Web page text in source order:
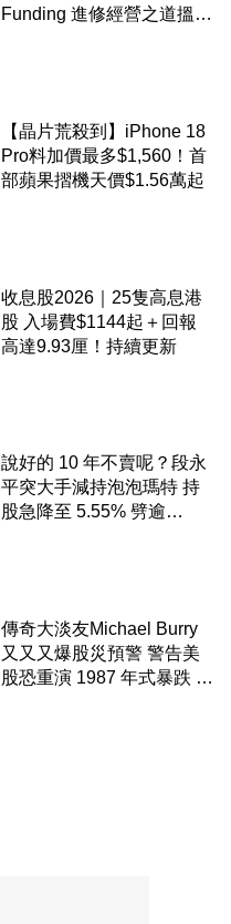
Funding 進修經營之道搵大
【晶片荒殺到】iPhone 18
Pro料加價最多$1,560！首
部蘋果摺機天價$1.56萬起
收息股2026｜25隻高息港
股 入場費$1144起＋回報
高達9.93厘！持續更新
說好的 10 年不賣呢？段永
平突大手減持泡泡瑪特 持
股急降至 5.55% 劈逾
傳奇大淡友Michael Burry
又又又爆股災預警 警告美
股恐重演 1987 年式暴跌 企